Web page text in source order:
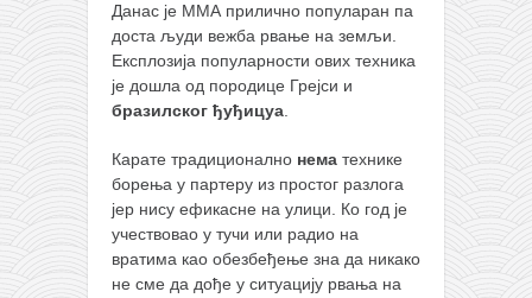
Данас је ММА прилично популаран па
доста људи вежба рвање на земљи.
Експлозија популарности ових техника
је дошла од породице Грејси и
бразилског ђуђицуа.
Карате традиционално нема технике
борења у партеру из простог разлога
јер нису ефикасне на улици. Ко год је
учествовао у тучи или радио на
вратима као обезбеђење зна да никако
не сме да дође у ситуацију рвања на